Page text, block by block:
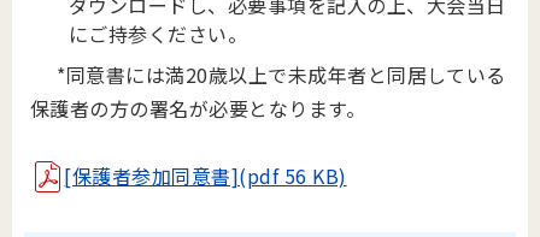
にご持参ください。
*同意書には満20歳以上で未成年者と同居している
保護者の方の署名が必要となります。
[保護者参加同意書](pdf 56 KB)